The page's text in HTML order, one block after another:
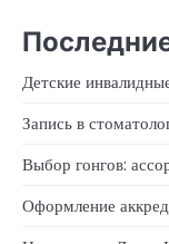
Детские
Запись в
Выбор гонгов:
Оформление